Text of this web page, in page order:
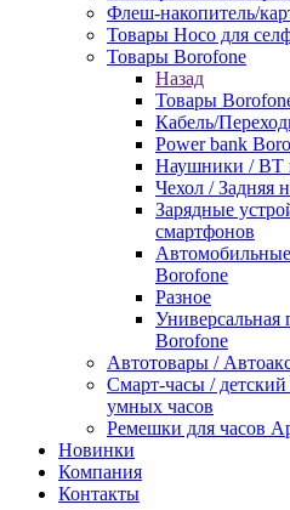
Флеш-накопитель/
Товары Hoco для
Товары Borofone
Назад
Товары
Кабель/
Power bank
Наушники / BT
Чехол / Задняя
Зарядные
смартфонов
Borofone
Разное
Универсальная
Borofone
Автотовары /
Смарт-часы /
умных часов
Ремешки для часов
Новинки
Компания
Контакты